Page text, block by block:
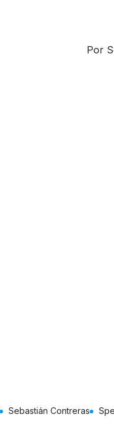
Por
Sebastián Contreras